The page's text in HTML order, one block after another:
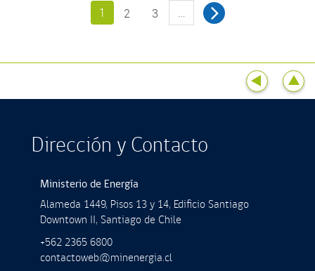
1 2 3 …
Dirección y Contacto
Ministerio de Energía
Alameda 1449, Pisos 13 y 14, Ediﬁcio Santiago
Downtown II, Santiago de Chile
+562 2365 6800
contactoweb@minenergia.cl